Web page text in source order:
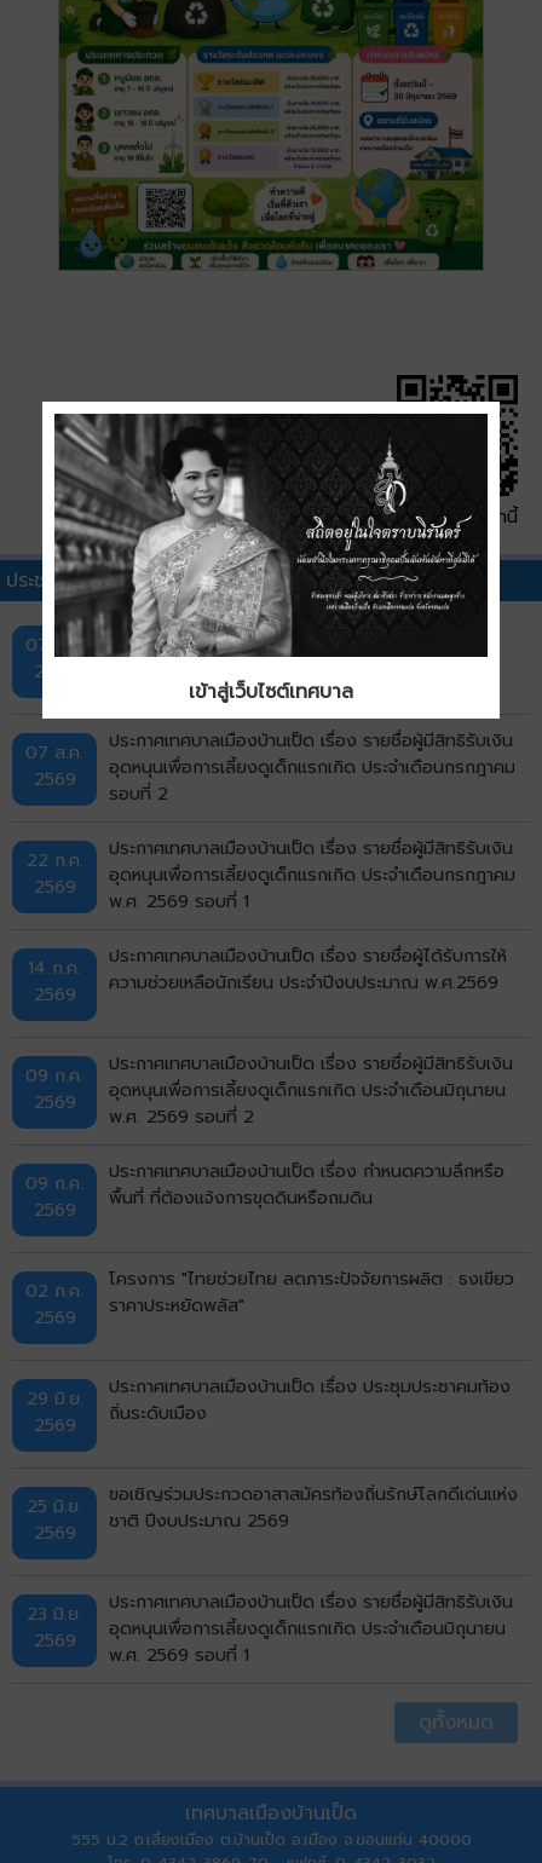
QR Code หน้านี้
ประชาสัมพันธ์เทศบาลอื่นๆ
07 ส.ค.
2569
กิจกรรมการออกหน่วยบริการ "ศูนย์สร้างสุข" ครั้งที่ 1
07 ส.ค.
2569
ประกาศเทศบาลเมืองบ้านเป็ด เรื่อง รายชื่อผู้มีสิทธิรับเงิน
อุดหนุนเพื่อการเลี้ยงดูเด็กแรกเกิด ประจำเดือนกรกฎาคม
รอบที่ 2
22 ก.ค.
2569
ประกาศเทศบาลเมืองบ้านเป็ด เรื่อง รายชื่อผู้มีสิทธิรับเงิน
อุดหนุนเพื่อการเลี้ยงดูเด็กแรกเกิด ประจำเดือนกรกฎาคม
พ.ศ. 2569 รอบที่ 1
14 ก.ค.
2569
ประกาศเทศบาลเมืองบ้านเป็ด เรื่อง รายชื่อผู้ได้รับการให้
ความช่วยเหลือนักเรียน ประจำปีงบประมาณ พ.ศ.2569
09 ก.ค.
2569
ประกาศเทศบาลเมืองบ้านเป็ด เรื่อง รายชื่อผู้มีสิทธิรับเงิน
อุดหนุนเพื่อการเลี้ยงดูเด็กแรกเกิด ประจำเดือนมิถุนายน
พ.ศ. 2569 รอบที่ 2
09 ก.ค.
2569
ประกาศเทศบาลเมืองบ้านเป็ด เรื่อง กำหนดความลึกหรือ
พื้นที่ ที่ต้องแจ้งการขุดดินหรือถมดิน
02 ก.ค.
2569
โครงการ "ไทยช่วยไทย ลดภาระปัจจัยการผลิต : ธงเขียว
ราคาประหยัดพลัส"
29 มิ.ย.
2569
ประกาศเทศบาลเมืองบ้านเป็ด เรื่อง ประชุมประชาคมท้อง
ถิ่นระดับเมือง
25 มิ.ย.
2569
ขอเชิญร่วมประกวดอาสาสมัครท้องถิ่นรักษ์โลกดีเด่นแห่ง
ชาติ ปีงบประมาณ 2569
23 มิ.ย.
2569
ประกาศเทศบาลเมืองบ้านเป็ด เรื่อง รายชื่อผู้มีสิทธิรับเงิน
อุดหนุนเพื่อการเลี้ยงดูเด็กแรกเกิด ประจำเดือนมิถุนายน
พ.ศ. 2569 รอบที่ 1
ดูทั้งหมด
เทศบาลเมืองบ้านเป็ด
555 ม.2 ถ.เลี่ยงเมือง ต.บ้านเป็ด อ.เมือง จ.ขอนแก่น 40000
เข้าสู่เว็บไซต์เทศบาล